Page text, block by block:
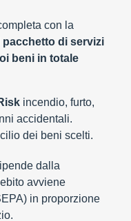
con la
pacchetto di servizi
beni in totale
incendio, furto,
accidentali.
dei beni scelti.
dalla
avviene
in proporzione